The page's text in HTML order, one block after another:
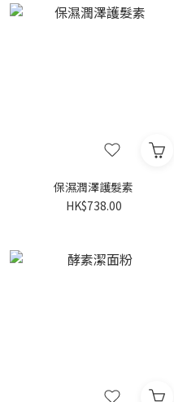
保濕潤澤護髮素
HK$738.00